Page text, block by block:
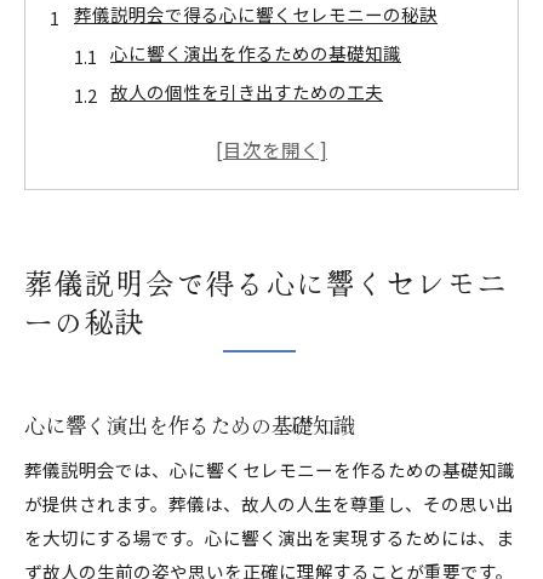
葬儀説明会で得る心に響くセレモニーの秘訣
心に響く演出を作るための基礎知識
故人の個性を引き出すための工夫
故人の人生を称えるための演出の工夫
個性的な葬儀演出を学ぶ説明会の魅力
個性を反映した葬儀の演出方法
故人の趣味をテーマにしたオリジナルセレモニ
ー
参加者が感動する演出のポイント
個別性を高めるための具体的手法
葬儀説明会で得る心に響くセレモニ
ーの秘訣
心に響く演出を作るための基礎知識
葬儀説明会では、心に響くセレモニーを作るための基礎知識
が提供されます。葬儀は、故人の人生を尊重し、その思い出
を大切にする場です。心に響く演出を実現するためには、ま
ず故人の生前の姿や思いを正確に理解することが重要です。